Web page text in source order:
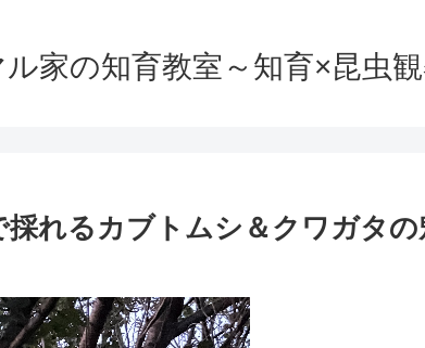
ル家の知育教室～知育×昆虫
れるカブトムシ＆クワガタの